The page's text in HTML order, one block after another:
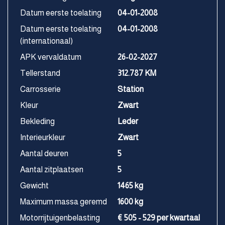
Datum eerste toelating
04-01-2008
Datum eerste toelating
(internationaal)
04-01-2008
APK vervaldatum
26-02-2027
Tellerstand
312.787 KM
Carrosserie
Station
Kleur
Zwart
Bekleding
Leder
Interieurkleur
Zwart
Aantal deuren
5
Aantal zitplaatsen
5
Gewicht
1465 kg
Maximum massa geremd
1600 kg
Motorrijtuigenbelasting
€ 505 - 529 per kwartaal